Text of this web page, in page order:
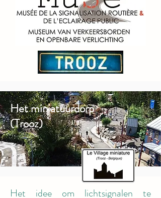
Het miniatuurdorp
(Trooz)
Het idee om lichtsignalen te